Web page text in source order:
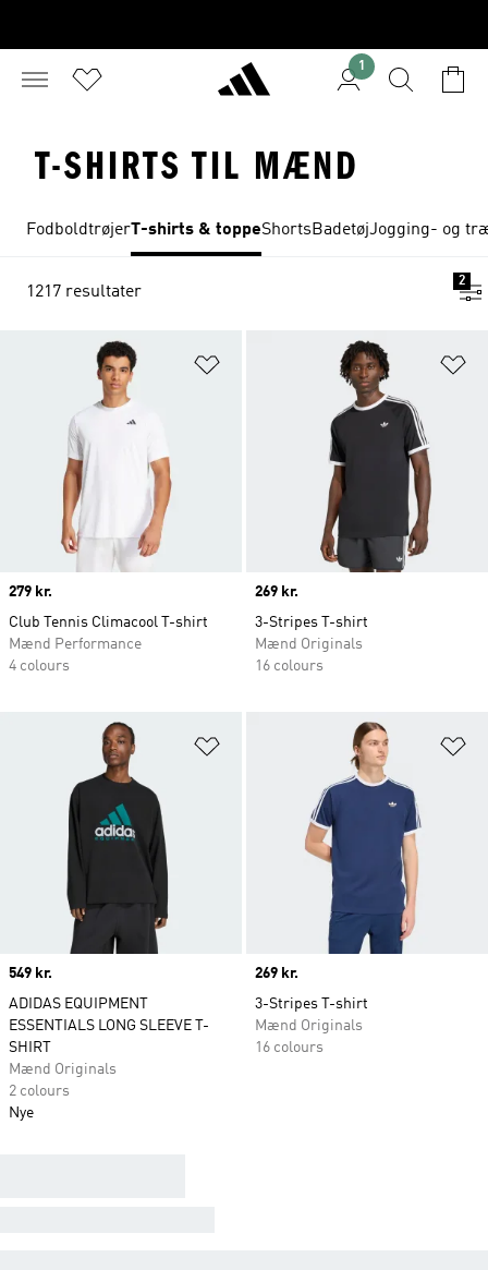
1
T-SHIRTS TIL MÆND
FodboldtrøjerT-shirts & toppeShortsBadetøjJogging- og
1217 resultater
2
Føj til ønskeliste
Price
279 kr.
Club Tennis Climacool T-shirt
Mænd Performance
4 colours
Price
269 kr.
3-Stripes T-shirt
Mænd Originals
16 colours
Price
549 kr.
ADIDAS EQUIPMENT
ESSENTIALS LONG SLEEVE T-
SHIRT
Mænd Originals
2 colours
Nye
Price
269 kr.
3-Stripes T-shirt
Mænd Originals
16 colours